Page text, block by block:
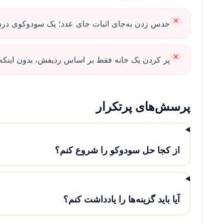
حدس زدن به‌جای اثبات جای عدد؛ یک سودوکوی
پر کردن یک خانه فقط بر اساس ردیفش، بدون
پرسش‌های پرتکرار
از کجا حل سودوکو را شروع کنم؟
آیا باید گزینه‌ها را یادداشت کنم؟